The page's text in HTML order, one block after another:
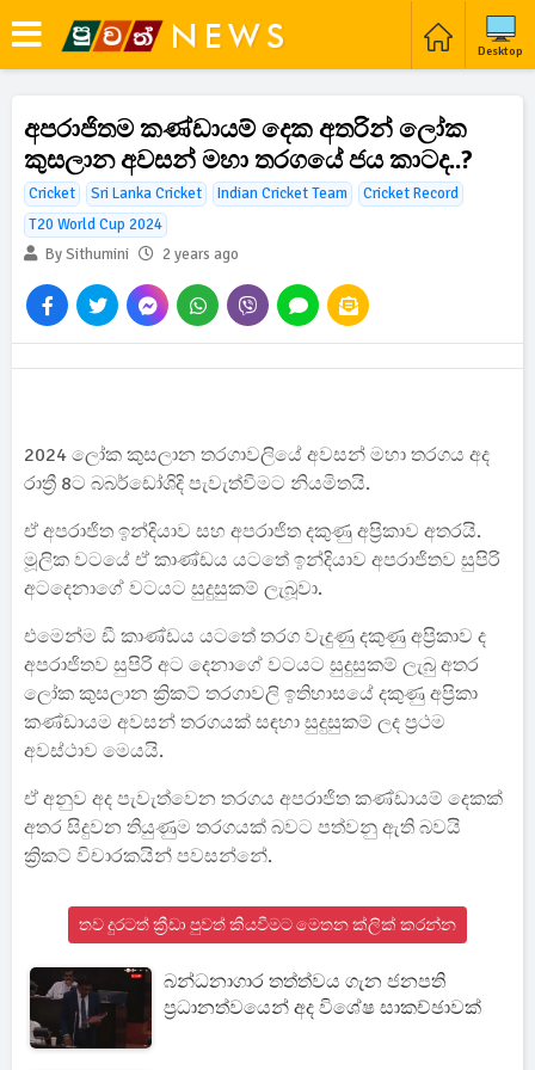
Desktop
අපරාජිතම කණ්ඩායම් දෙක අතරින් ලෝක
කුසලාන අවසන් මහා තරගයේ ජය කාටද..?
Cricket Sri Lanka Cricket Indian Cricket Team
Cricket Record
T20 World Cup 2024
By Sithumini
2 years ago
2024 ලෝක කුසලාන තරගාවලියේ අවසන් මහා තරගය අද
රාත්‍රී 8ට බබර්ඩෝශිදි පැවැත්වීමට නියමිතයි.
ඒ අපරාජිත ඉන්දියාව සහ අපරාජිත දකුණු අප්‍රිකාව අතරයි.
මූලික වටයේ ඒ කාණ්ඩය යටතේ ඉන්දියාව අපරාජිතව සුපිරි
අටදෙනාගේ වටයට සුදුසුකම් ලැබූවා.
එමෙන්ම ඩී කාණ්ඩය යටතේ තරග වැදුණු දකුණු අප්‍රිකාව ද
අපරාජිතව සුපිරි අට දෙනාගේ වටයට සුදුසුකම් ලැබු අතර
ලෝක කුසලාන ක්‍රිකට් තරගාවලි ඉතිහාසයේ දකුණු අප්‍රිකා
කණ්ඩායම අවසන් තරගයක් සඳහා සුදුසුකම් ලද ප්‍රථම
අවස්ථාව මෙයයි.
ඒ අනුව අද පැවැත්වෙන තරගය අපරාජිත කණ්ඩායම් දෙකක්
අතර සිදුවන තියුණුම තරගයක් බවට පත්වනු ඇති බවයි
ක්‍රිකට් විචාරකයින් පවසන්නේ.
තව දුරටත් ක්‍රීඩා පුවත් කියවීමට මෙතන ක්ලික් කරන්න
බන්ධනාගාර තත්ත්වය ගැන ජනපති
ප්‍රධානත්වයෙන් අද විශේෂ සාකච්ඡාවක්